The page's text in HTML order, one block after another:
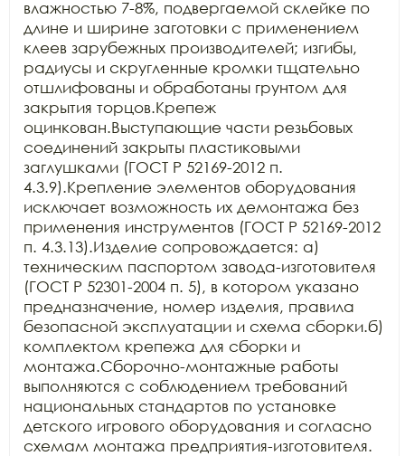
влажностью 7-8%, подвергаемой склейке по
длине и ширине заготовки с применением
клеев зарубежных производителей; изгибы,
радиусы и скругленные кромки тщательно
отшлифованы и обработаны грунтом для
закрытия торцов.Крепеж
оцинкован.Выступающие части резьбовых
соединений закрыты пластиковыми
заглушками (ГОСТ Р 52169-2012 п.
4.3.9).Крепление элементов оборудования
исключает возможность их демонтажа без
применения инструментов (ГОСТ Р 52169-2012
п. 4.3.13).Изделие сопровождается: а)
техническим паспортом завода-изготовителя
(ГОСТ Р 52301-2004 п. 5), в котором указано
предназначение, номер изделия, правила
безопасной эксплуатации и схема сборки.б)
комплектом крепежа для сборки и
монтажа.Сборочно-монтажные работы
выполняются с соблюдением требований
национальных стандартов по установке
детского игрового оборудования и согласно
схемам монтажа предприятия-изготовителя.